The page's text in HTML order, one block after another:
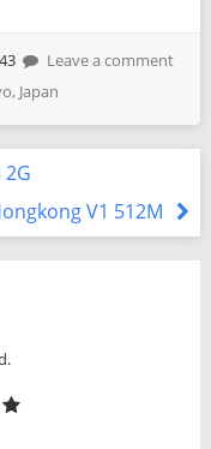
Leave a comment
Japan
2G
V1 512M